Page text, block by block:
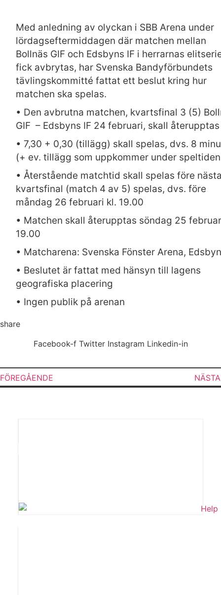
Med anledning av olyckan i SBB Arena under
lördagseftermiddagen där matchen mellan
Bollnäs GIF och Edsbyns IF i herrarnas
fick avbrytas, har Svenska Bandyförbundets
tävlingskommitté fattat ett beslut kring hur
matchen ska spelas.
• Den avbrutna matchen, kvartsfinal 3 (5)
GIF – Edsbyns IF 24 februari, skall återupptas
• 7,30 + 0,30 (tillägg) skall spelas, dvs. 8
(+ ev. tillägg som uppkommer under
• Återstående matchtid skall spelas före
kvartsfinal (match 4 av 5) spelas, dvs. före
måndag 26 februari kl. 19.00
• Matchen skall återupptas söndag 25
19.00
• Matcharena: Svenska Fönster Arena, Edsbyn
• Beslutet är fattat med hänsyn till lagens
geografiska placering
• Ingen publik på arenan
share
Facebook-f Twitter Instagram Linkedin-in
FÖREGÅENDE NÄSTA